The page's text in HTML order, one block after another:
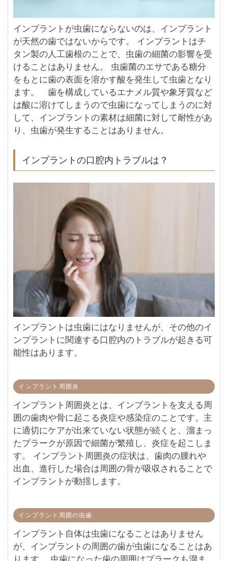
インプラントが虫歯にならないのは、インプラント
が天然の歯ではないからです。 インプラントはチ
タン製の人工歯根のことで、虫歯の細菌の影響を受
けることはありません。 虫歯菌のエサである糖分
をもとに歯の表面を溶かす酸を発生して虫歯となり
ます。 歯を構成しているエナメル質や象牙質など
は酸に溶けてしまうので虫歯になってしまうのに対
して、インプラントの素材は細菌に対して耐性があ
り、虫歯が発生することはありません。
インプラントの口腔内トラブルは？
インプラントは虫歯にはなりませんが、その他のイ
ンプラントに関連する口腔内のトラブルが起きる可
能性はあります。
インプラント周囲炎
インプラント周囲炎とは、インプラントを支える周
囲の歯肉や骨に起こる炎症や感染症のことです。主
に適切にケアが出来ていない状態が続くと、溜まっ
たプラークが原因で細菌が繁殖し、炎症を起こしま
す。 インプラント周囲炎の症状は、歯肉の腫れや
出血、進行した場合は周囲の骨が吸収されることで
インプラントが動揺します。
インプラント周囲の虫歯
インプラント自体は虫歯になることはありません
が、インプラントの周囲の歯が虫歯になることはあ